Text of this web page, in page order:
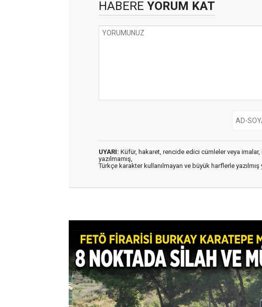
HABERE YORUM KAT
UYARI: Küfür, hakaret, rencide edici cümleler veya imalar,
yazılmamış,
Türkçe karakter kullanılmayan ve büyük harflerle